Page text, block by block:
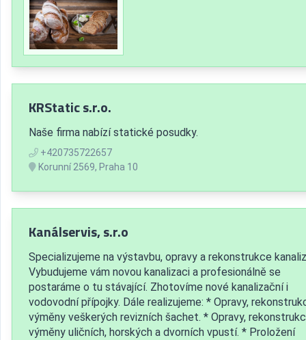
KRStatic s.r.o.
Naše firma nabízí statické posudky.
+420735722657
Korunní 2569, Praha 10
Kanálservis, s.r.o
Specializujeme na výstavbu, opravy a rekonstrukce
Vybudujeme vám novou kanalizaci a profesionálně se
postaráme o tu stávající. Zhotovíme nové kanalizační i
vodovodní přípojky. Dále realizujeme: * Opravy,
výměny veškerých revizních šachet. * Opravy,
výměny uličních, horských a dvorních vpustí. * Proložení